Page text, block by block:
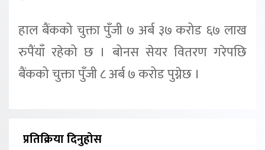
हाल बैंकको चुक्ता पुँजी ७ अर्ब ३७ करोड ६७ लाख
रुपैंयाँ रहेको छ । बोनस सेयर वितरण गरेपछि
बैंकको चुक्ता पुँजी ८ अर्ब ७ करोड पुग्नेछ ।
प्रतिक्रिया दिनुहोस